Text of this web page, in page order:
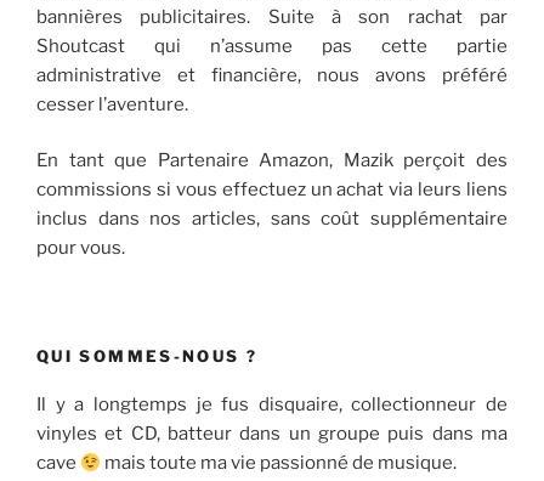
bannières publicitaires. Suite à son rachat par
Shoutcast qui n’assume pas cette partie
administrative et financière, nous avons préféré
cesser l’aventure.
En tant que Partenaire Amazon, Mazik perçoit des
commissions si vous effectuez un achat via leurs liens
inclus dans nos articles, sans coût supplémentaire
pour vous.
QUI SOMMES-NOUS ?
Il y a longtemps je fus disquaire, collectionneur de
vinyles et CD, batteur dans un groupe puis dans ma
cave
mais toute ma vie passionné de musique.